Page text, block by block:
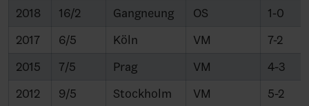
2018
16/2 Gangneung OS
1-0
2017
6/5 Köln VM
7-2
2015
7/5 Prag VM
4-3
2012
9/5 Stockholm VM
5-2